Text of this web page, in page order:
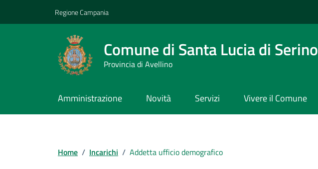
Regione Campania
Comune di Santa Lucia di Serino
Provincia di Avellino
Amministrazione Novità Servizi Vivere il Comune
Home / Incarichi / Addetta ufficio demografico